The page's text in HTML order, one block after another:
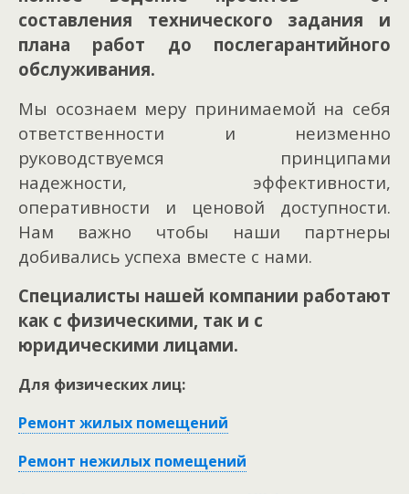
составления технического задания и
плана работ до послегарантийного
обслуживания.
Мы осознаем меру принимаемой на себя
ответственности и неизменно
руководствуемся принципами
надежности, эффективности,
оперативности и ценовой доступности.
Нам важно чтобы наши партнеры
добивались успеха вместе с нами.
Специалисты нашей компании работают
как с физическими, так и с
юридическими лицами.
Для физических лиц:
Ремонт жилых помещений
Ремонт нежилых помещений